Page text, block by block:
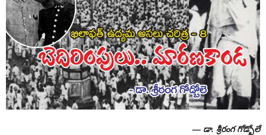
— డా. శ్రీరంగ గోడ్బోలే